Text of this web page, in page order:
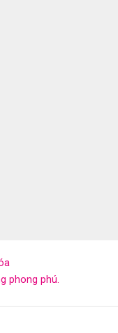
phong phú.